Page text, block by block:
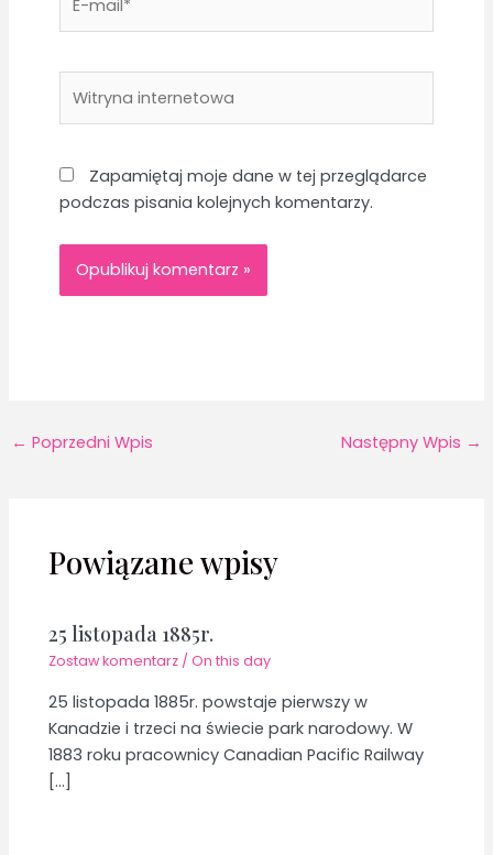
mail*
internetowa
Zapamiętaj moje dane w tej przeglądarce
podczas pisania kolejnych komentarzy.
← Poprzedni Wpis Następny Wpis →
Powiązane wpisy
25 listopada 1885r.
Zostaw komentarz /On this day
25 listopada 1885r. powstaje pierwszy w
Kanadzie i trzeci na świecie park narodowy. W
1883 roku pracownicy Canadian Pacific Railway
[…]